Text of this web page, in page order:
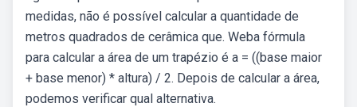
medidas, não é possível calcular a quantidade de
metros quadrados de cerâmica que. Weba fórmula
para calcular a área de um trapézio é a = ((base maior
+ base menor) * altura) / 2. Depois de calcular a área,
podemos verificar qual alternativa.